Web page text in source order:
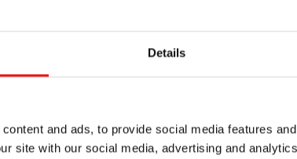
Details
and ads, to provide social media features
site with our social media, advertising and